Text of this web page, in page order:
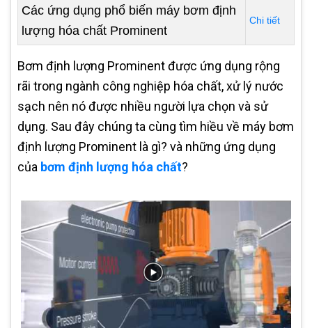
Các ứng dụng phổ biến máy bơm định
lượng hóa chất Prominent
Chi tiết
Bơm định lượng Prominent được ứng dụng rộng
rãi trong ngành công nghiệp hóa chất, xử lý nước
sạch nên nó được nhiều người lựa chọn và sử
dụng. Sau đây chúng ta cùng tìm hiều về máy bơm
định lượng Prominent là gì? và những ứng dụng
của bơm định lượng hóa chất?